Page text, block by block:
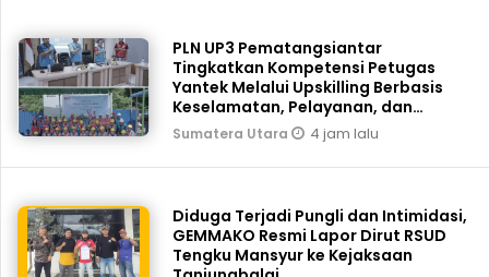
PLN UP3 Pematangsiantar
Tingkatkan Kompetensi Petugas
Yantek Melalui Upskilling Berbasis
Keselamatan, Pelayanan, dan
Keandalan
Sumatera Utara 4 jam lalu
Diduga Terjadi Pungli dan Intimidasi,
GEMMAKO Resmi Lapor Dirut RSUD
Tengku Mansyur ke Kejaksaan